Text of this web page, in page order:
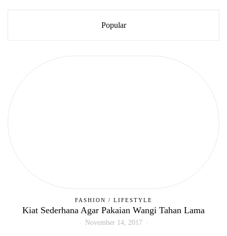
Popular
FASHION / LIFESTYLE
Kiat Sederhana Agar Pakaian Wangi Tahan Lama
November 14, 2017